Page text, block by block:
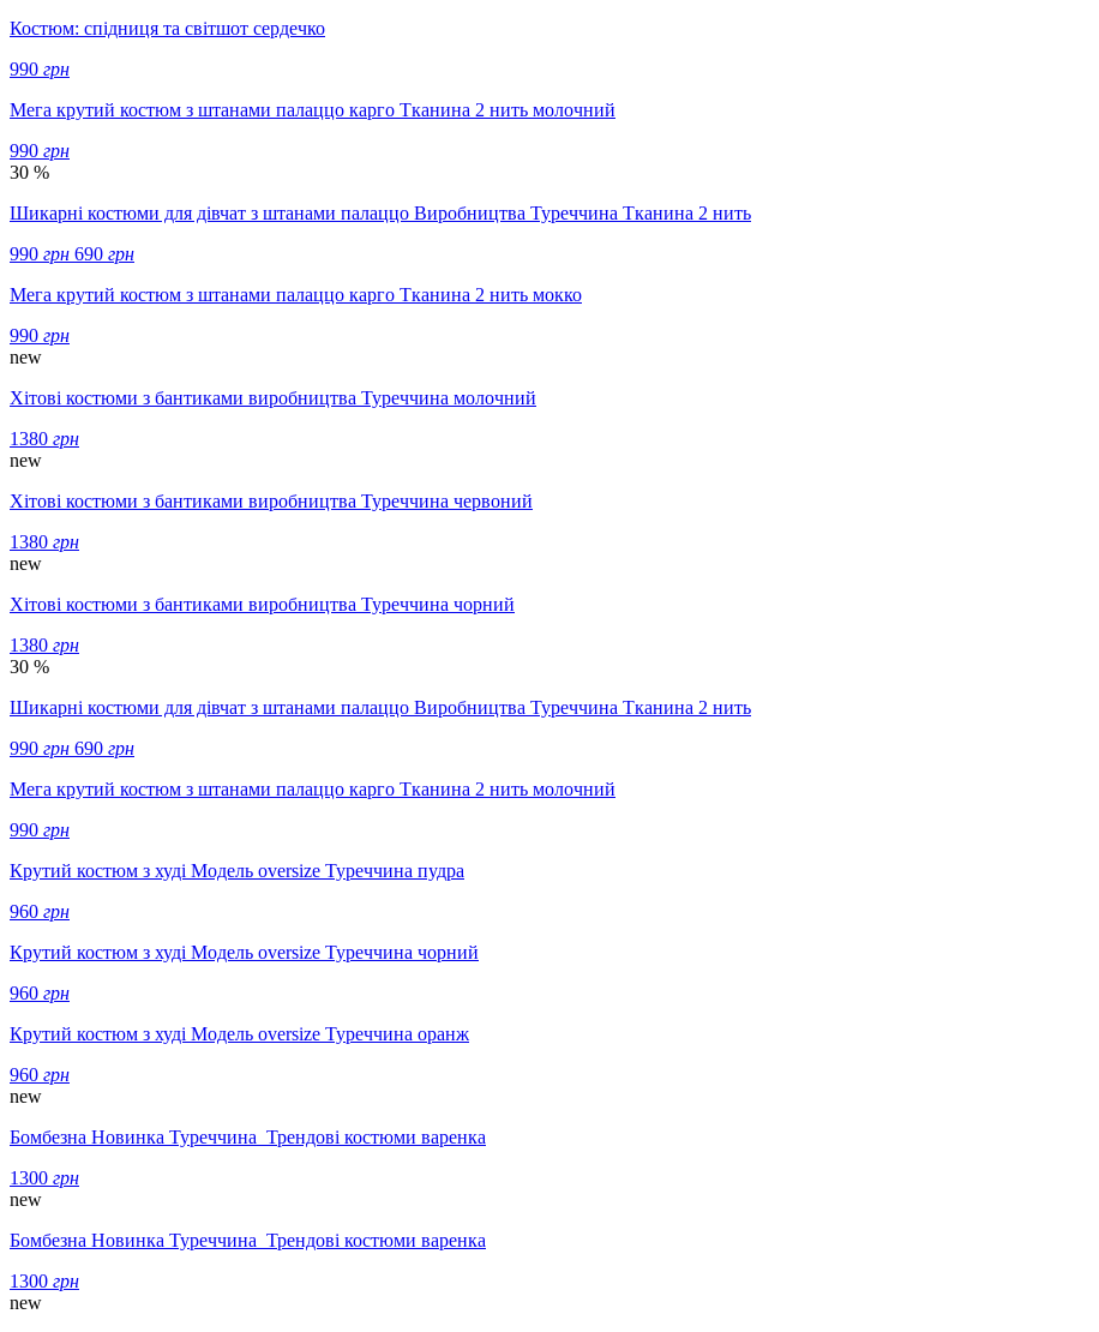
Костюм: спідниця та світшот сердечко
990 грн
Мега крутий костюм з штанами палаццо карго Тканина 2 нить молочний
990 грн
30 %
Шикарні костюми для дівчат з штанами палаццо Виробництва Туреччина Тканина 2 нить
990 грн 690 грн
Мега крутий костюм з штанами палаццо карго Тканина 2 нить мокко
990 грн
new
Хітові костюми з бантиками виробництва Туреччина молочний
1380 грн
new
Хітові костюми з бантиками виробництва Туреччина червоний
1380 грн
new
Хітові костюми з бантиками виробництва Туреччина чорний
1380 грн
30 %
Шикарні костюми для дівчат з штанами палаццо Виробництва Туреччина Тканина 2 нить
990 грн 690 грн
Мега крутий костюм з штанами палаццо карго Тканина 2 нить молочний
990 грн
Крутий костюм з худі Модель oversize Туреччина пудра
960 грн
Крутий костюм з худі Модель oversize Туреччина чорний
960 грн
Крутий костюм з худі Модель oversize Туреччина оранж
960 грн
new
Бомбезна Новинка Туреччина Трендові костюми варенка
1300 грн
new
Бомбезна Новинка Туреччина Трендові костюми варенка
1300 грн
new